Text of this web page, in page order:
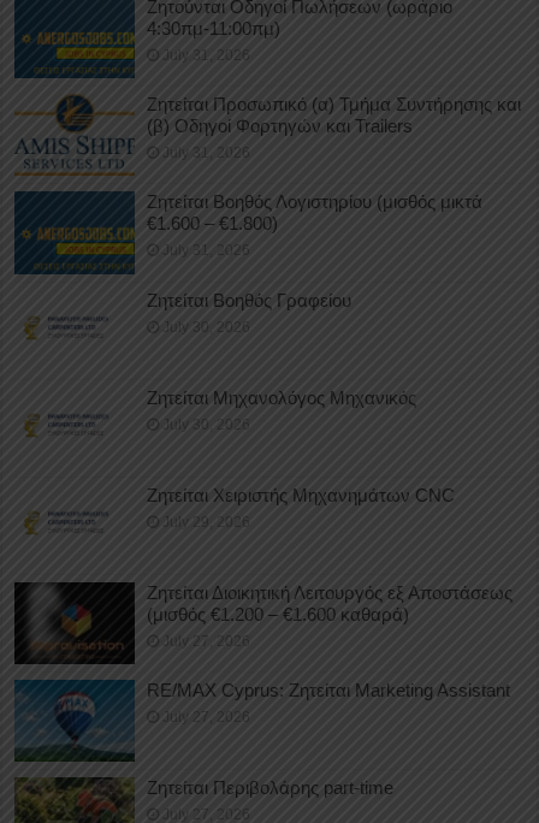
Ζητούνται Οδηγοί Πωλήσεων (ωράριο
4:30πμ-11:00πμ)
July 31, 2026
Ζητείται Προσωπικό (α) Τμήμα Συντήρησης και
(β) Οδηγοί Φορτηγών και Trailers
July 31, 2026
Ζητείται Βοηθός Λογιστηρίου (μισθός μικτά
€1.600 – €1.800)
July 31, 2026
Ζητείται Βοηθός Γραφείου
July 30, 2026
Ζητείται Μηχανολόγος Μηχανικός
July 30, 2026
Ζητείται Χειριστής Μηχανημάτων CNC
July 29, 2026
Ζητείται Διοικητική Λειτουργός εξ Αποστάσεως
(μισθός €1.200 – €1.600 καθαρά)
July 27, 2026
RE/MAX Cyprus: Ζητείται Marketing Assistant
July 27, 2026
Ζητείται Περιβολάρης part-time
July 27, 2026